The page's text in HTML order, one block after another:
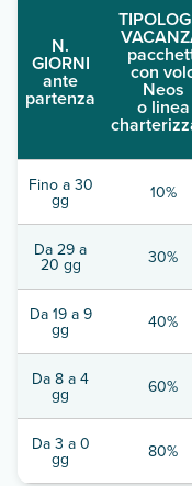
N.
GIORNI
ante
partenza
con
Neos
o linea
Fino a 30
gg 10%
Da 29 a
20 gg 30%
Da 19 a 9
gg 40%
Da 8 a 4
gg 60%
Da 3 a 0
gg 80%